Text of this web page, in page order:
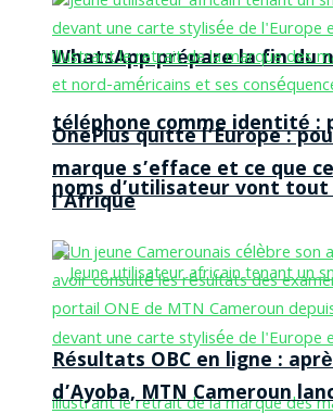
WhatsApp prépare la fin du
téléphone comme identité :
noms d’utilisateur vont tout
OnePlus quitte l’Europe :
marque s’efface et ce que
l’Afrique
Résultats OBC en ligne :
d’Ayoba, MTN Cameroun